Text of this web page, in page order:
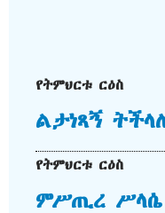
የትምህርቱ ርዕስ
ልታነጻኝ
የትምህርቱ ርዕስ
ምሥጢረ ሥላሴ